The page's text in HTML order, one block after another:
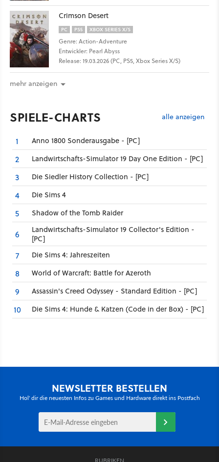
Crimson Desert
PC PS5 XBOX SERIES X/S
Genre: Action-Adventure
Entwickler: Pearl Abyss
Release: 19.03.2026 (PC, PS5, Xbox Series X/S)
mehr anzeigen
SPIELE-CHARTS alle anzeigen
1 Anno 1800 Sonderausgabe - [PC]
2 Landwirtschafts-Simulator 19 Day One Edition - [PC]
3 Die Siedler History Collection - [PC]
4 Die Sims 4
5 Shadow of the Tomb Raider
6
Landwirtschafts-Simulator 19 Collector's Edition -
[PC]
7 Die Sims 4: Jahreszeiten
8 World of Warcraft: Battle for Azeroth
9 Assassin's Creed Odyssey - Standard Edition - [PC]
10 Die Sims 4: Hunde & Katzen (Code in der Box) - [PC]
NEWSLETTER BESTELLEN
Hol' dir die neuesten Infos zu Games und Hardware direkt ins Postfach